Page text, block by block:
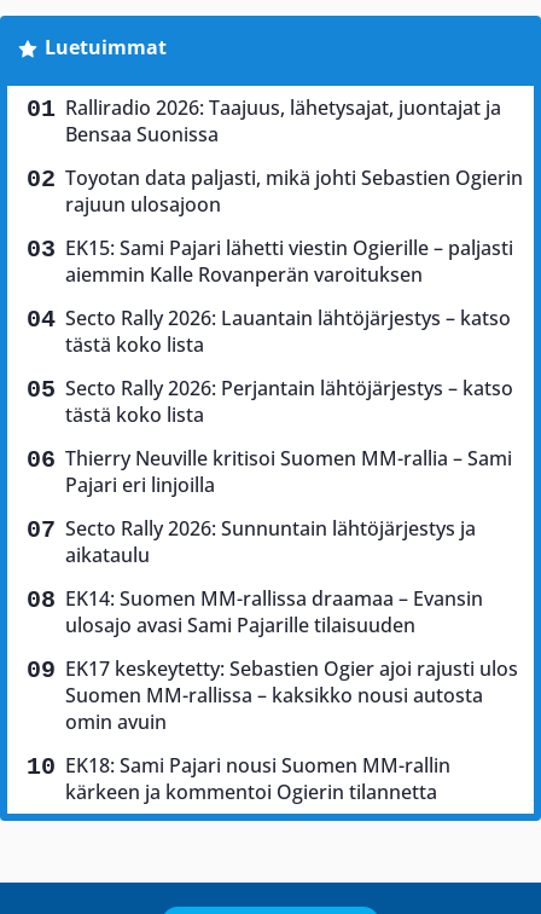
Luetuimmat
Ralliradio 2026: Taajuus, lähetysajat, juontajat ja
Bensaa Suonissa
Toyotan data paljasti, mikä johti Sebastien Ogierin
rajuun ulosajoon
EK15: Sami Pajari lähetti viestin Ogierille – paljasti
aiemmin Kalle Rovanperän varoituksen
Secto Rally 2026: Lauantain lähtöjärjestys – katso
tästä koko lista
Secto Rally 2026: Perjantain lähtöjärjestys – katso
tästä koko lista
Thierry Neuville kritisoi Suomen MM-rallia – Sami
Pajari eri linjoilla
Secto Rally 2026: Sunnuntain lähtöjärjestys ja
aikataulu
EK14: Suomen MM-rallissa draamaa – Evansin
ulosajo avasi Sami Pajarille tilaisuuden
EK17 keskeytetty: Sebastien Ogier ajoi rajusti ulos
Suomen MM-rallissa – kaksikko nousi autosta
omin avuin
EK18: Sami Pajari nousi Suomen MM-rallin
kärkeen ja kommentoi Ogierin tilannetta